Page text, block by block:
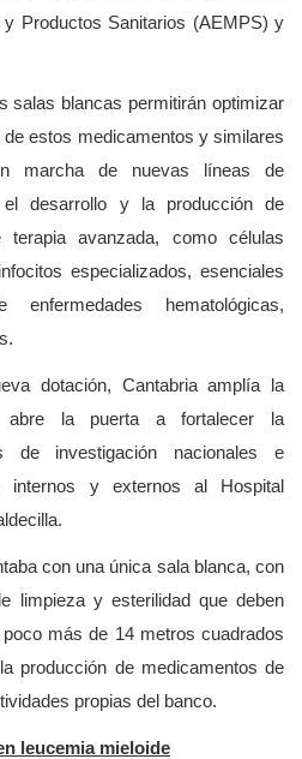
y Productos Sanitarios (AEMPS) y
salas blancas permitirán optimizar
estos medicamentos y similares
marcha de nuevas líneas de
el desarrollo y la producción de
terapia avanzada, como células
especializados, esenciales
hematológicas,
dotación, Cantabria amplía la
abre la puerta a fortalecer la
de investigación nacionales e
internos y externos al Hospital
con una única sala blanca, con
limpieza y esterilidad que deben
más de 14 metros cuadrados
producción de medicamentos de
propias del banco.
leucemia mieloide